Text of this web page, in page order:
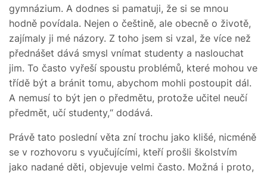
gymnázium. A dodnes si pamatuji, že si se mnou
hodně povídala. Nejen o češtině, ale obecně o životě,
zajímaly ji mé názory. Z toho jsem si vzal, že více než
přednášet dává smysl vnímat studenty a naslouchat
jim. To často vyřeší spoustu problémů, které mohou ve
třídě být a bránit tomu, abychom mohli postoupit dál.
A nemusí to být jen o předmětu, protože učitel neučí
předmět, učí studenty,“ dodává.
Právě tato poslední věta zní trochu jako klišé, nicméně
se v rozhovoru s vyučujícími, kteří prošli školstvím
jako nadané děti, objevuje velmi často. Možná i proto,